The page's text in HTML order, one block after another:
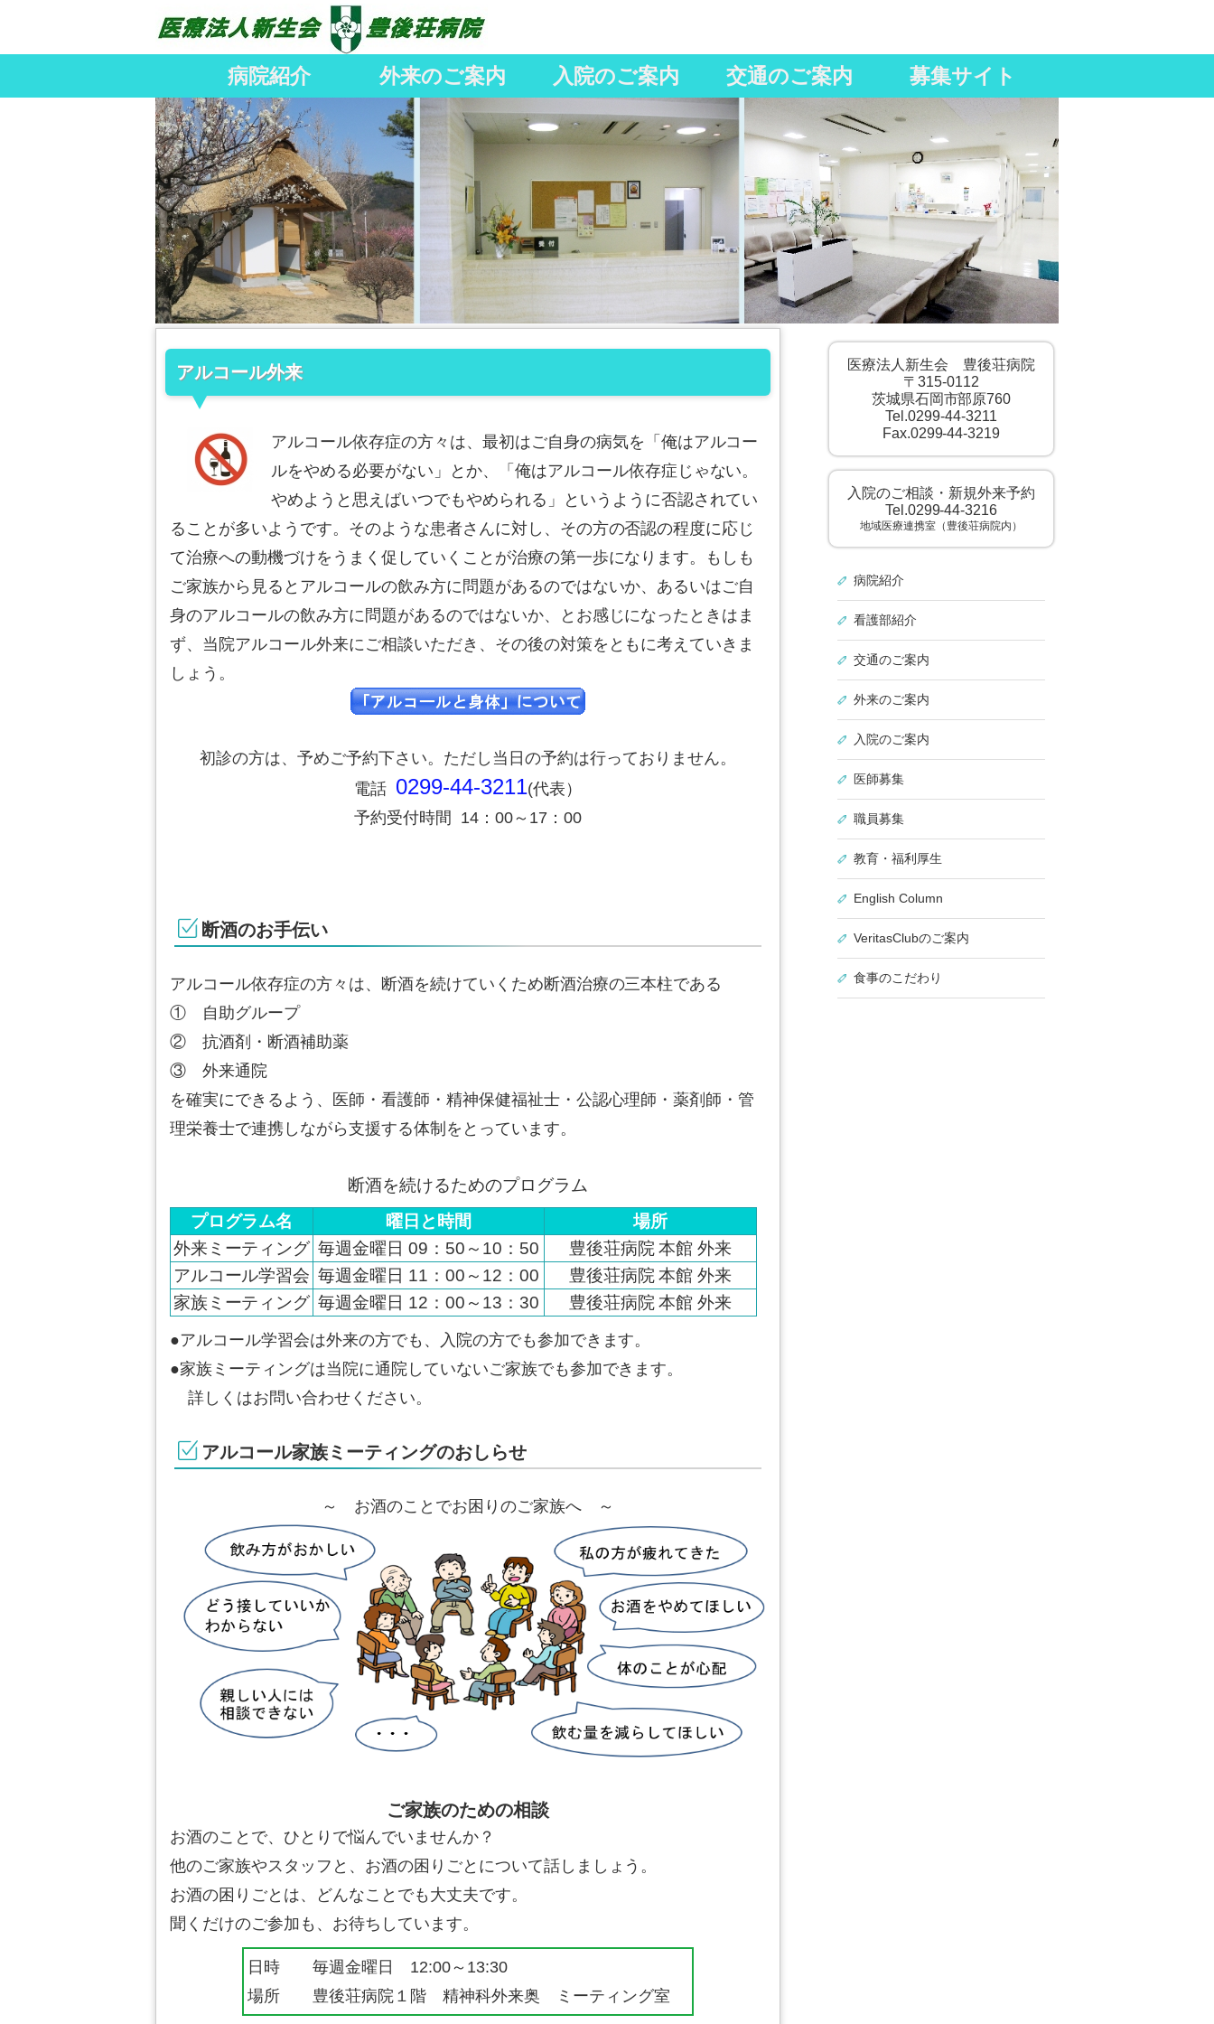
病院紹介 外来のご案内 入院のご案内 交通のご案内 募集サイト
アルコール外来
アルコール依存症の方々は、最初はご自身の病気を「俺はアルコー
ルをやめる必要がない」とか、「俺はアルコール依存症じゃない。
やめようと思えばいつでもやめられる」というように否認されてい
ることが多いようです。そのような患者さんに対し、その方の否認の程度に応じ
て治療への動機づけをうまく促していくことが治療の第一歩になります。もしも
ご家族から見るとアルコールの飲み方に問題があるのではないか、あるいはご自
身のアルコールの飲み方に問題があるのではないか、とお感じになったときはま
ず、当院アルコール外来にご相談いただき、その後の対策をともに考えていきま
しょう。
初診の方は、予めご予約下さい。ただし当日の予約は行っておりません。
電話 0299-44-3211(代表）
予約受付時間 14：00～17：00
断酒のお手伝い
アルコール依存症の方々は、断酒を続けていくため断酒治療の三本柱である
① 自助グループ
② 抗酒剤・断酒補助薬
③ 外来通院
を確実にできるよう、医師・看護師・精神保健福祉士・公認心理師・薬剤師・管
理栄養士で連携しながら支援する体制をとっています。
断酒を続けるためのプログラム
プログラム名
曜日と時間
場所
外来ミーティング 毎週金曜日 09：50～10：50
豊後荘病院 本館 外来
アルコール学習会 毎週金曜日 11：00～12：00
豊後荘病院 本館 外来
家族ミーティング 毎週金曜日 12：00～13：30 豊後荘病院 本館 外来
●アルコール学習会は外来の方でも、入院の方でも参加できます。
●家族ミーティングは当院に通院していないご家族でも参加できます。
詳しくはお問い合わせください。
アルコール家族ミーティングのおしらせ
～ お酒のことでお困りのご家族へ ～
ご家族のための相談
お酒のことで、ひとりで悩んでいませんか？
他のご家族やスタッフと、お酒の困りごとについて話しましょう。
お酒の困りごとは、どんなことでも大丈夫です。
聞くだけのご参加も、お待ちしています。
日時 毎週金曜日 12:00～13:30
場所 豊後荘病院１階 精神科外来奥 ミーティング室
医療法人新生会 豊後荘病院
〒315-0112
茨城県石岡市部原760
Tel.0299-44-3211
Fax.0299-44-3219
入院のご相談・新規外来予約
Tel.0299-44-3216
地域医療連携室（豊後荘病院内）
病院紹介
看護部紹介
交通のご案内
外来のご案内
入院のご案内
医師募集
職員募集
教育・福利厚生
English Column
VeritasClubのご案内
食事のこだわり